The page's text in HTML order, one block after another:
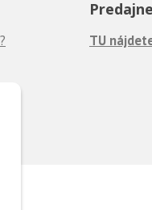
TU